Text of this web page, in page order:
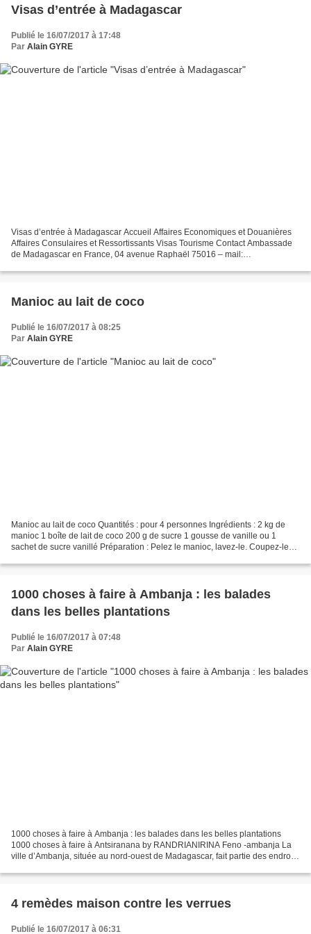
Visas d’entrée à Madagascar
Publié le 16/07/2017 à 17:48
Par Alain GYRE
Visas d’entrée à Madagascar Accueil Affaires Economiques et Douanières
Affaires Consulaires et Ressortissants Visas Tourisme Contact Ambassade
de Madagascar en France, 04 avenue Raphaël 75016 – mail:
Manioc au lait de coco
Publié le 16/07/2017 à 08:25
Par Alain GYRE
Manioc au lait de coco Quantités : pour 4 personnes Ingrédients : 2 kg de
manioc 1 boîte de lait de coco 200 g de sucre 1 gousse de vanille ou 1
sachet de sucre vanillé Préparation : Pelez le manioc, lavez-le. Coupez-le
1000 choses à faire à Ambanja : les balades
dans les belles plantations
Publié le 16/07/2017 à 07:48
Par Alain GYRE
1000 choses à faire à Ambanja : les balades dans les belles plantations
1000 choses à faire à Antsiranana by RANDRIANIRINA Feno -ambanja La
ville d’Ambanja, située au nord-ouest de Madagascar, fait partie des endroits
4 remèdes maison contre les verrues
Publié le 16/07/2017 à 06:31